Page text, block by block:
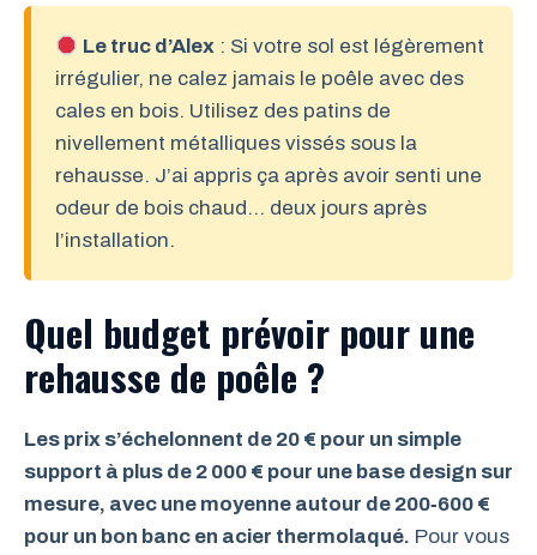
Le truc d’Alex : Si votre sol est légèrement
irrégulier, ne calez jamais le poêle avec des
cales en bois. Utilisez des patins de
nivellement métalliques vissés sous la
rehausse. J’ai appris ça après avoir senti une
odeur de bois chaud… deux jours après
l’installation.
Quel budget prévoir pour une
rehausse de poêle ?
Les prix s’échelonnent de 20 € pour un simple
support à plus de 2 000 € pour une base design sur
mesure, avec une moyenne autour de 200‑600 €
pour un bon banc en acier thermolaqué. Pour vous